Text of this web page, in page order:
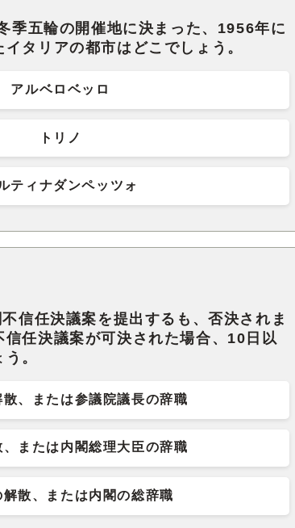
季五輪の開催地に決まった、1956年に
タリアの都市はどこでしょう。
アルベロベッロ
トリノ
ティナダンペッツォ
信任決議案を提出するも、否決されま
信任決議案が可決された場合、10日以
。
、または参議院議長の辞職
、または内閣総理大臣の辞職
散、または内閣の総辞職